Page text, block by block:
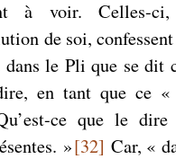
à voir. Celles-
de soi,
dans le Pli que se
en tant que ce
ce que le
»[32] Car, «